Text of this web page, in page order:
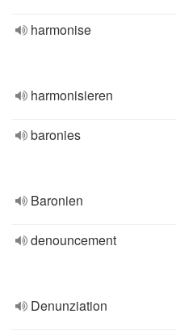
harmonise
harmonisieren
baronies
Baronien
denouncement
Denunziation